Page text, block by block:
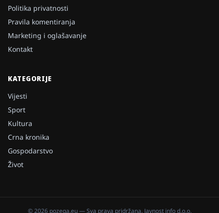
Politika privatnosti
Pravila komentiranja
Marketing i oglašavanje
Kontakt
KATEGORIJE
Vijesti
Sport
Kultura
Crna kronika
Gospodarstvo
Život
©2026 pozega.eu— Sva prava pridržana. Javnost info d.o.o.